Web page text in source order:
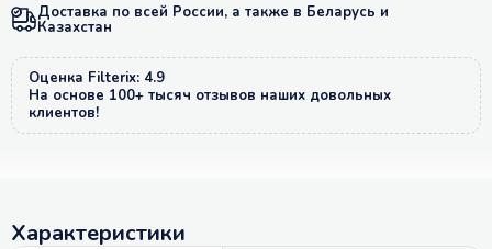
Доставка по всей России, а также в Беларусь и
Казахстан
Оценка Filterix: 4.9
На основе 100+ тысяч отзывов наших довольных
клиентов!
Характеристики